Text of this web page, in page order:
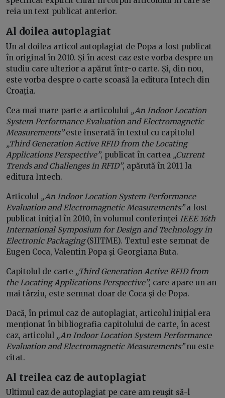
reia un text publicat anterior.
Al doilea autoplagiat
Un al doilea articol autoplagiat de Popa a fost publicat
în original în 2010. Și în acest caz este vorba despre un
studiu care ulterior a apărut într-o carte. Și, din nou,
este vorba despre o carte scoasă la editura Intech din
Croația.
Cea mai mare parte a articolului „An Indoor Location
System Performance Evaluation and Electromagnetic
Measurements”este inserată în textul cu capitolul
„Third Generation Active RFID from the Locating
Applications Perspective”, publicat în cartea „Current
Trends and Challenges in RFID”, apărută în 2011 la
editura Intech.
Articolul „An Indoor Location System Performance
Evaluation and Electromagnetic Measurements”a fost
publicat inițial în 2010, în volumul conferinței IEEE 16th
International Symposium for Design and Technology in
Electronic Packaging(SIITME). Textul este semnat de
Eugen Coca, Valentin Popa și Georgiana Buta.
Capitolul de carte „Third Generation Active RFID from
the Locating Applications Perspective”, care apare un an
mai târziu, este semnat doar de Coca și de Popa.
Dacă, în primul caz de autoplagiat, articolul inițial era
menționat în bibliografia capitolului de carte, în acest
caz, articolul „An Indoor Location System Performance
Evaluation and Electromagnetic Measurements”nu este
citat.
Al treilea caz de autoplagiat
Ultimul caz de autoplagiat pe care am reușit să-l